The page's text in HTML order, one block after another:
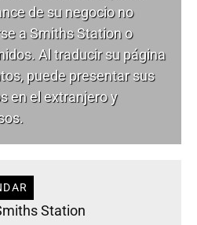
de su negocio no
a Smiths Station o
Al traducir su página
puede presentar sus
en el extranjero y
Station